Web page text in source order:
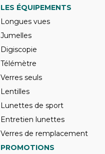
LES ÉQUIPEMENTS
Longues vues
Jumelles
Digiscopie
Télémètre
Verres seuls
Lentilles
Lunettes de sport
Entretien lunettes
Verres de remplacement
PROMOTIONS